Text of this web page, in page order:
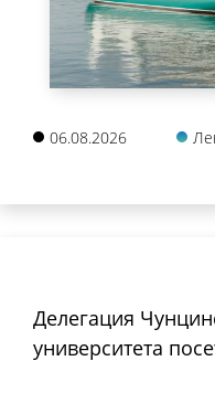
06.08.2026
Делегация
университета